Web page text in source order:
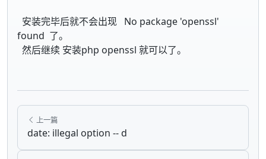
安装完毕后就不会出现 No package 'openssl'
found 了。
然后继续 安装php openssl 就可以了。
上一篇
date: illegal option -- d